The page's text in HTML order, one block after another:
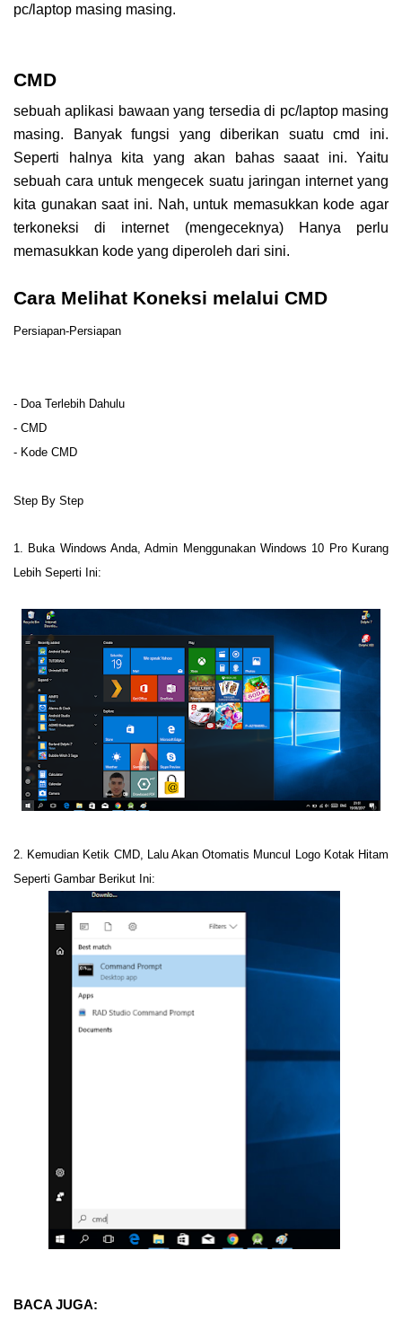
pc/laptop masing masing.
CMD
sebuah aplikasi bawaan yang tersedia di pc/laptop masing
masing. Banyak fungsi yang diberikan suatu cmd ini.
Seperti halnya kita yang akan bahas saaat ini. Yaitu
sebuah cara untuk mengecek suatu jaringan internet yang
kita gunakan saat ini. Nah, untuk memasukkan kode agar
terkoneksi di internet (mengeceknya) Hanya perlu
memasukkan kode yang diperoleh dari sini.
Cara Melihat Koneksi melalui CMD
Persiapan-Persiapan
- Doa Terlebih Dahulu
- CMD
- Kode CMD
Step By Step
1. Buka Windows Anda, Admin Menggunakan Windows 10 Pro Kurang
Lebih Seperti Ini:
2. Kemudian Ketik CMD, Lalu Akan Otomatis Muncul Logo Kotak Hitam
Seperti Gambar Berikut Ini:
BACA JUGA: